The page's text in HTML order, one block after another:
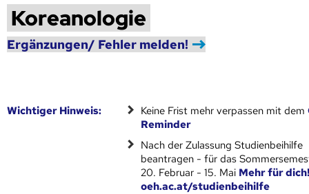
Koreanologie
Ergänzungen/ Fehler melden!
Wich­ti­ger Hin­weis: Keine Frist mehr verpassen mit dem
Reminder
Nach der Zulassung Studienbeihilfe
beantragen - für das
20. Februar - 15. Mai Mehr für
oeh.ac.at/studienbeihilfe